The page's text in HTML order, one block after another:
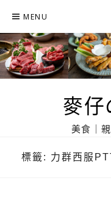
content
MENU
麥仔
美食｜
標籤: 力群西服